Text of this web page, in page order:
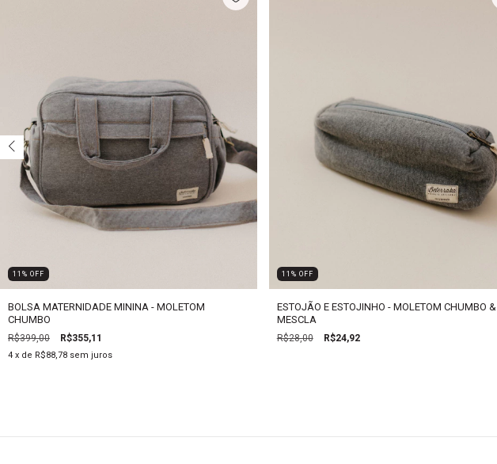
11 % OFF
BOLSA MATERNIDADE MININA - MOLETOM
CHUMBO
R$399,00 R$355,11
4 x de R$88,78 sem juros
11 % OFF
ESTOJÃO E ESTOJINHO - MOLETOM CHUMBO &
MESCLA
R$28,00 R$24,92